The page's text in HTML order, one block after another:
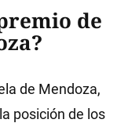
de
de Mendoza,
posición de los